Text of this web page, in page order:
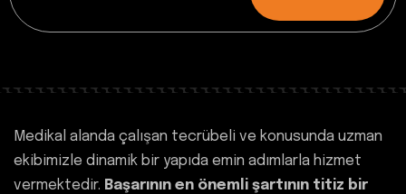
Medikal alanda çalışan tecrübeli ve konusunda uzman
ekibimizle dinamik bir yapıda emin adımlarla hizmet
vermektedir. Başarının en önemli şartının titiz bir